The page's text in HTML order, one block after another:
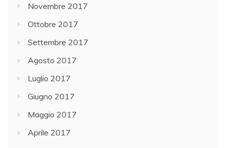
Novembre 2017
Ottobre 2017
Settembre 2017
Agosto 2017
Luglio 2017
Giugno 2017
Maggio 2017
Aprile 2017